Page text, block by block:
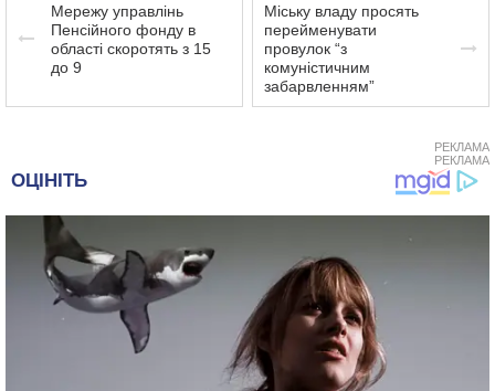
Мережу управлінь
Пенсійного фонду в
області скоротять з 15
до 9
Міську владу просять
перейменувати
провулок “з
комуністичним
забарвленням”
РЕКЛАМА
РЕКЛАМА